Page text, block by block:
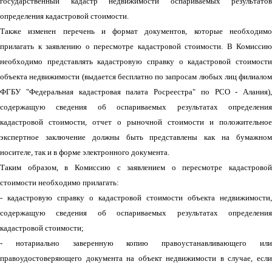
определения кадастровой стоимости.
Также изменен перечень и формат документов, которые необходимо
прилагать к заявлению о пересмотре кадастровой стоимости. В Комиссию
необходимо представлять кадастровую справку о кадастровой стоимости
объекта недвижимости (выдается бесплатно по запросам любых лиц филиалом
ФГБУ "Федеральная кадастровая палата Росреестра" по РСО - Алания),
содержащую сведения об оспариваемых результатах определения
кадастровой стоимости, отчет о рыночной стоимости и положительное
экспертное заключение должны быть представлены как на бумажном
носителе, так и в форме электронного документа.
Таким образом, в Комиссию с заявлением о пересмотре кадастровой
стоимости необходимо прилагать:
- кадастровую справку о кадастровой стоимости объекта недвижимости,
содержащую сведения об оспариваемых результатах определения
кадастровой стоимости;
- нотариально заверенную копию правоустанавливающего или
правоудостоверяющего документа на объект недвижимости в случае, если